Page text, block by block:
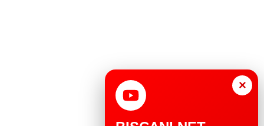
×